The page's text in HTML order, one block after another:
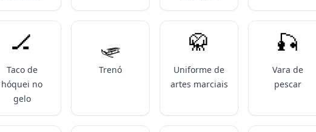
🏒
Taco de
hóquei no
gelo
🛷
Trenó
🥋
Uniforme de
artes marciais
🎣
Vara de
pescar